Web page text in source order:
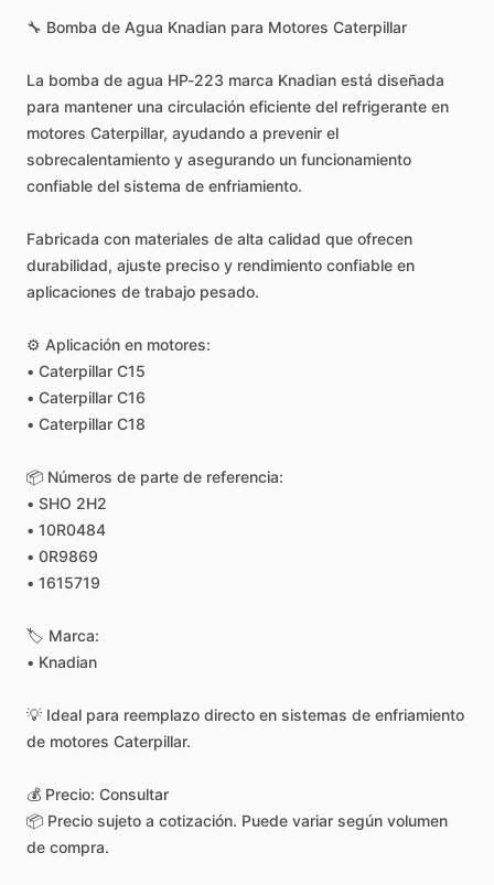
🔧 Bomba de Agua Knadian para Motores Caterpillar
La bomba de agua HP-223 marca Knadian está diseñada
para mantener una circulación eficiente del refrigerante en
motores Caterpillar, ayudando a prevenir el
sobrecalentamiento y asegurando un funcionamiento
confiable del sistema de enfriamiento.
Fabricada con materiales de alta calidad que ofrecen
durabilidad, ajuste preciso y rendimiento confiable en
aplicaciones de trabajo pesado.
⚙️ Aplicación en motores:
• Caterpillar C15
• Caterpillar C16
• Caterpillar C18
📦 Números de parte de referencia:
• SHO 2H2
• 10R0484
• 0R9869
• 1615719
🏷 Marca:
• Knadian
💡 Ideal para reemplazo directo en sistemas de enfriamiento
de motores Caterpillar.
💰 Precio: Consultar
📦 Precio sujeto a cotización. Puede variar según volumen
de compra.